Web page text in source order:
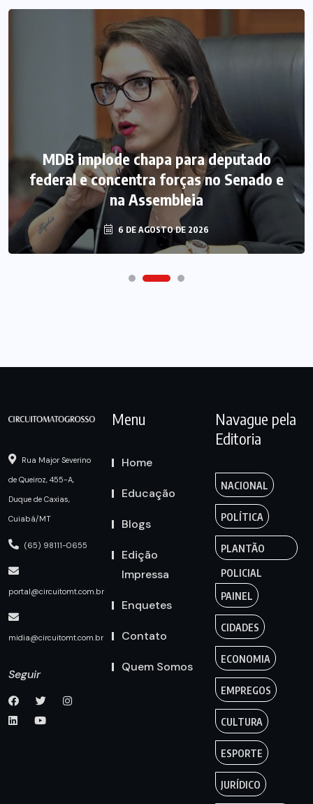
MDB implode chapa para deputado
federal e concentra forças no Senado e
na Assembleia
6 DE AGOSTO DE 2026
Rua Major Severino
de Queiroz, 455-A,
Duque de Caxias,
Cuiabá/MT
(65) 98111-0655
portal@circuitomt.com.br
midia@circuitomt.com.br
Seguir
Menu
Home
Educação
Blogs
Edição
Impressa
Enquetes
Contato
Quem Somos
Navague pela
Editoria
NACIONAL
POLÍTICA
PLANTÃO
POLICIAL
PAINEL
CIDADES
ECONOMIA
EMPREGOS
CULTURA
ESPORTE
JURÍDICO